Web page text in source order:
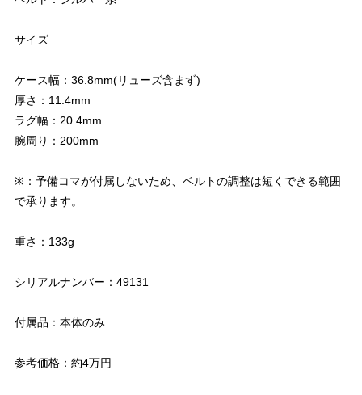
サイズ
ケース幅：36.8mm(リューズ含まず)
厚さ：11.4mm
ラグ幅：20.4mm
腕周り：200mm
※：予備コマが付属しないため、ベルトの調整は短くできる範囲
で承ります。
重さ：133g
シリアルナンバー：49131
付属品：本体のみ
参考価格：約4万円